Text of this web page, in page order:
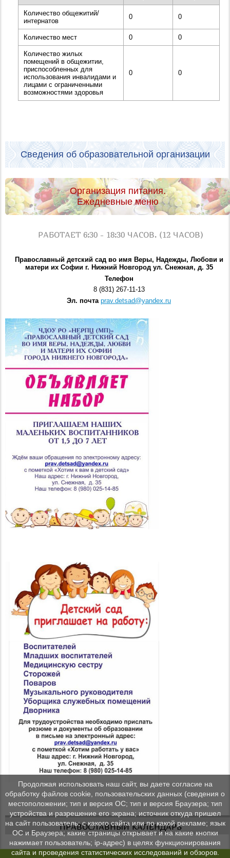
Количество общежитий/
интернатов
0 0
Количество мест 0 0
Количество жилых
помещений в общежитии,
приспособленных для
использования инвалидами и
лицами с ограниченными
возможностями здоровья
0 0
Сведения об образовательной организации
Организация питания.
Ежедневные меню
РАБОТАЕТ 6:30 - 18:30 ЧАСОВ. (12 ЧАСОВ)
Православный детский сад во имя Веры, Надежды, Любови и
матери их Софии г. Нижний Новгород ул. Снежная, д. 35
Телефон
8 (831) 267-11-13
Эл. почта prav.detsad@yandex.ru
ПРАВОСЛАВНЫЙ КАЛЕНДАРЬ
Продолжая использовать наш сайт, вы даете согласие на
обработку файлов cookie, пользовательских данных (сведения о
местоположении; тип и версия ОС; тип и версия Браузера; тип
устройства и разрешение его экрана; источник откуда пришел
на сайт пользователь; с какого сайта или по какой рекламе; язык
ОС и Браузера; какие страницы открывает и на какие кнопки
нажимает пользователь; ip-адрес) в целях функционирования
сайта и проведения статистических исследований и обзоров.